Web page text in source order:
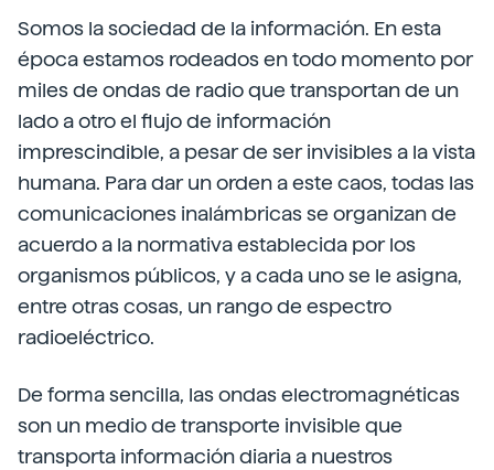
Somos la sociedad de la información. En esta
época estamos rodeados en todo momento por
miles de ondas de radio que transportan de un
lado a otro el flujo de información
imprescindible, a pesar de ser invisibles a la vista
humana. Para dar un orden a este caos, todas las
comunicaciones inalámbricas se organizan de
acuerdo a la normativa establecida por los
organismos públicos, y a cada uno se le asigna,
entre otras cosas, un rango de espectro
radioeléctrico.
De forma sencilla, las ondas electromagnéticas
son un medio de transporte invisible que
transporta información diaria a nuestros